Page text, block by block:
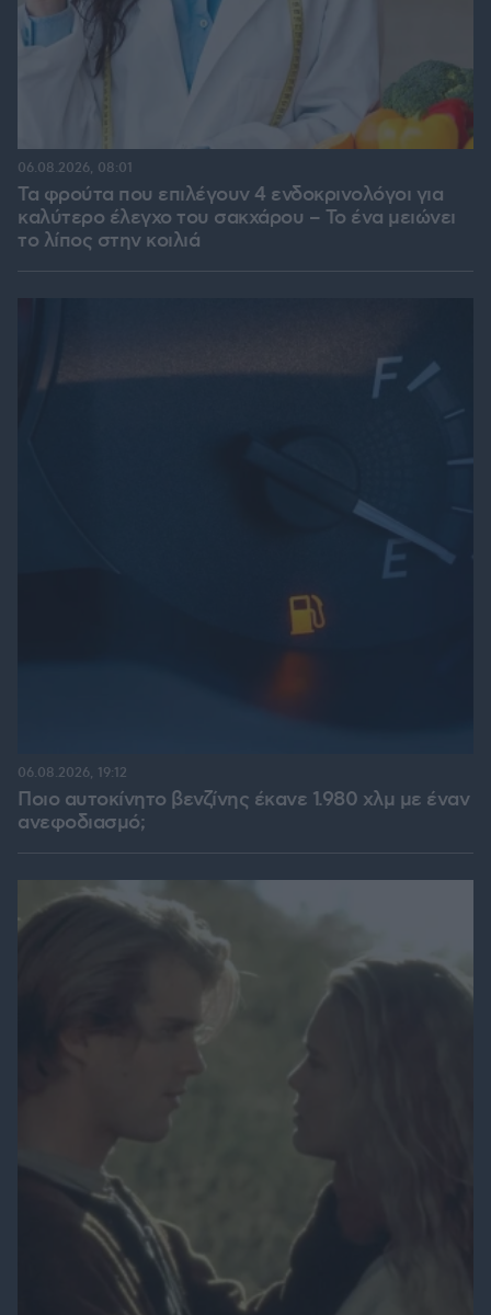
Τα φρούτα που επιλέγουν 4 ενδοκρινολόγοι για
καλύτερο έλεγχο του σακχάρου – Το ένα μειώνει
το λίπος στην κοιλιά
06.08.2026, 08:01
Ποιο αυτοκίνητο βενζίνης έκανε 1.980 χλμ με έναν
ανεφοδιασμό;
06.08.2026, 19:12